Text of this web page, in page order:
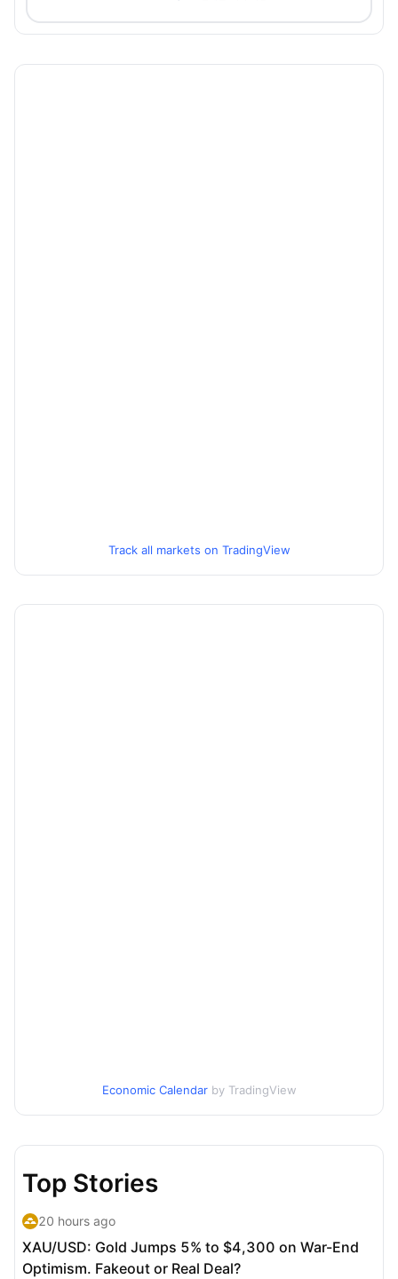
Track all markets on TradingView
Economic Calendar by TradingView